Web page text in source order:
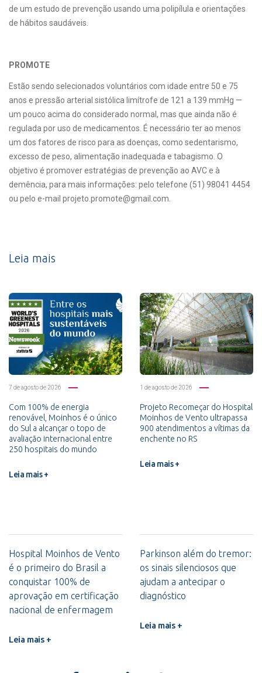
de um estudo de prevenção usando uma polipílula e orientações
de hábitos saudáveis.
PROMOTE
Estão sendo selecionados voluntários com idade entre 50 e 75
anos e pressão arterial sistólica limítrofe de 121 a 139 mmHg —
um pouco acima do considerado normal, mas que ainda não é
regulada por uso de medicamentos. É necessário ter ao menos
um dos fatores de risco para as doenças, como sedentarismo,
excesso de peso, alimentação inadequada e tabagismo. O
objetivo é promover estratégias de prevenção ao AVC e à
demência, para mais informações: pelo telefone (51) 98041 4454
ou pelo e-mail projeto.promote@gmail.com.
Leia mais
7 de agosto de 2026
Com 100% de energia
renovável, Moinhos é o único
do Sul a alcançar o topo de
avaliação internacional entre
250 hospitais do mundo
Leia mais +
1 de agosto de 2026
Projeto Recomeçar do Hospital
Moinhos de Vento ultrapassa
900 atendimentos a vítimas da
enchente no RS
Leia mais +
Hospital Moinhos de Vento
é o primeiro do Brasil a
conquistar 100% de
aprovação em certificação
nacional de enfermagem
Leia mais +
Parkinson além do tremor:
os sinais silenciosos que
ajudam a antecipar o
diagnóstico
Leia mais +